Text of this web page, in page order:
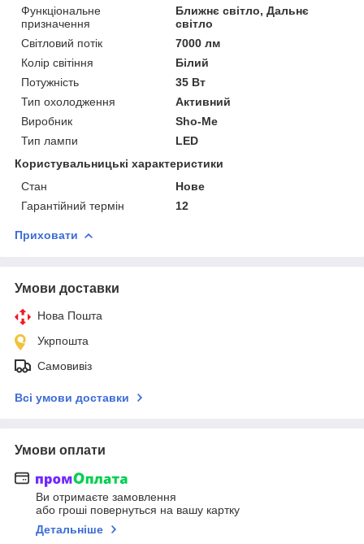
Функціональне
призначення
Ближнє світло, Дальнє
світло
Світловий потік
7000 лм
Колір світіння
Білий
Потужність
35 Вт
Тип охолодження
Активний
Виробник
Sho-Me
Тип лампи
LED
Користувальницькі характеристики
Стан
Нове
Гарантійний термін
12
Приховати
Умови доставки
Нова Пошта
Укрпошта
Самовивіз
Всі умови доставки
Умови оплати
Ви отримаєте замовлення
або гроші повернуться на вашу картку
Детальніше